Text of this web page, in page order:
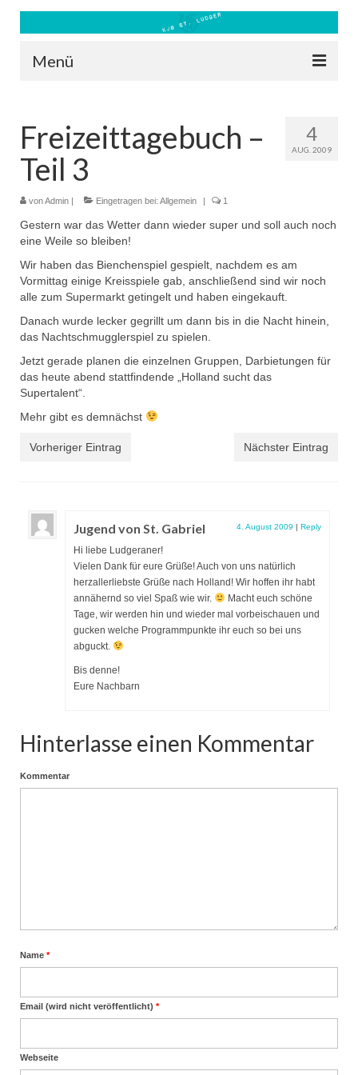
Menü
Kontakt
Bilder
Freizeit 2026
Datenschutz
Impressum
Downloads
4
AUG. 2009
Freizeittagebuch –
Teil 3
vonAdmin | Eingetragen bei: Allgemein | 1
Gestern war das Wetter dann wieder super und soll auch noch
eine Weile so bleiben!
Wir haben das Bienchenspiel gespielt, nachdem es am
Vormittag einige Kreisspiele gab, anschließend sind wir noch
alle zum Supermarkt getingelt und haben eingekauft.
Danach wurde lecker gegrillt um dann bis in die Nacht hinein,
das Nachtschmugglerspiel zu spielen.
Jetzt gerade planen die einzelnen Gruppen, Darbietungen für
das heute abend stattfindende „Holland sucht das
Supertalent“.
Mehr gibt es demnächst
Vorheriger Eintrag Nächster Eintrag
Jugend von St. Gabriel 4. August 2009 | Reply
Hi liebe Ludgeraner!
Vielen Dank für eure Grüße! Auch von uns natürlich
herzallerliebste Grüße nach Holland! Wir hoffen ihr habt
annähernd so viel Spaß wie wir.
Macht euch schöne
Tage, wir werden hin und wieder mal vorbeischauen und
gucken welche Programmpunkte ihr euch so bei uns
abguckt.
Bis denne!
Eure Nachbarn
Hinterlasse einen Kommentar
Kommentar
Name *
Email (wird nicht veröffentlicht) *
Webseite